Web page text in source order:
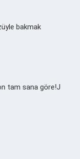
bakmak
tam sana göre!J